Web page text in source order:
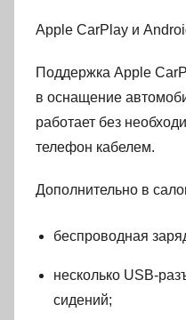
Apple CarPlay и
Поддержка Apple
в оснащение
работает без
телефон кабелем.
Дополнительно в
беспроводная
несколько USB-
сидений;